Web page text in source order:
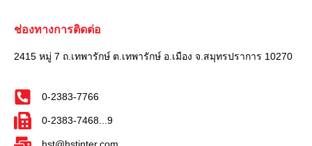
ช่องทางการติดต่อ
2415 หมู่ 7 ถ.เทพารักษ์ ต.เทพารักษ์ อ.เมือง จ.สมุทรปราการ 10270
0-2383-7766
0-2383-7468...9
hst@hstinter.com